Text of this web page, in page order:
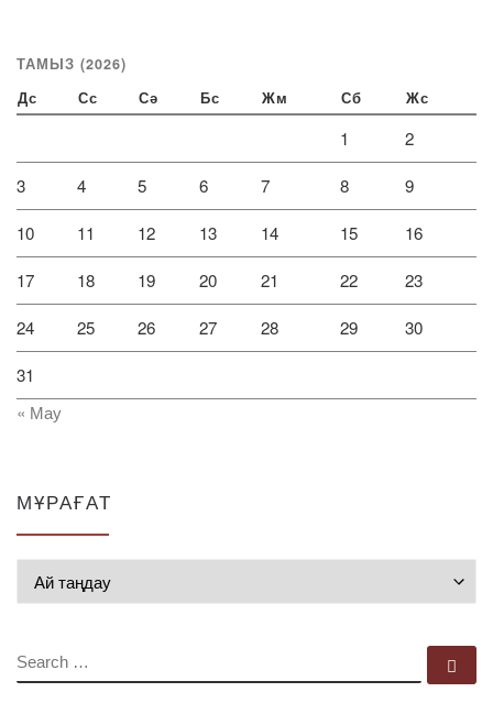
ТАМЫЗ (2026)
Дс Сс Сә Бс Жм Сб Жс
1 2
3 4 5 6 7 8 9
10 11 12 13 14 15 16
17 18 19 20 21 22 23
24 25 26 27 28 29 30
31
« Мау
МҰРАҒАТ
SEARCH